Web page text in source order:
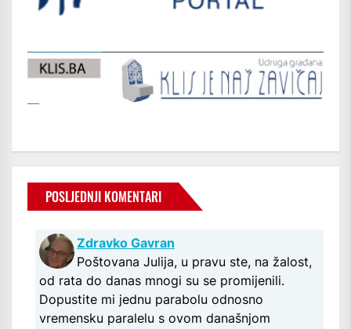
POSLJEDNJI KOMENTARI
Zdravko Gavran
Poštovana Julija, u pravu ste, na žalost,
od rata do danas mnogi su se promijenili.
Dopustite mi jednu parabolu odnosno
vremensku paralelu s ovom današnjom